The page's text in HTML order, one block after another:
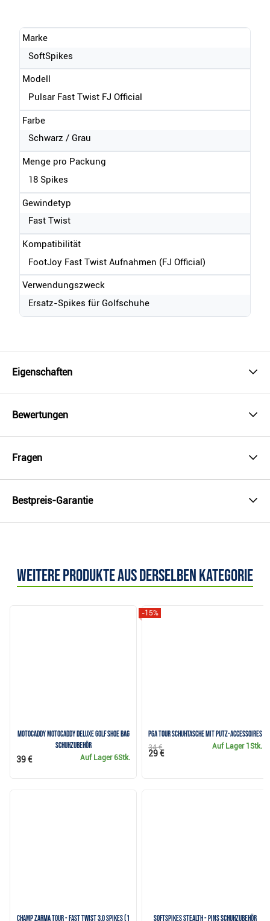
Marke
SoftSpikes
Modell
Pulsar Fast Twist FJ Official
Farbe
Schwarz / Grau
Menge pro Packung
18 Spikes
Gewindetyp
Fast Twist
Kompatibilität
FootJoy Fast Twist Aufnahmen (FJ Official)
Verwendungszweck
Ersatz-Spikes für Golfschuhe
Eigenschaften
Bewertungen
Fragen
Bestpreis-Garantie
Weitere Produkte aus derselben Kategorie
Motocaddy Motocaddy Deluxe Golf Shoe Bag
Schuhzubehör
Auf Lager6Stk.
39 €
PGA TOUR Schuhtasche mit Putz-Accessoires
-15%
Auf Lager 1Stk.
34 €
29 €
Champ Zarma Tour - Fast Twist 3.0 Spikes (1 Softspikes Stealth - Pins Schuhzubehör